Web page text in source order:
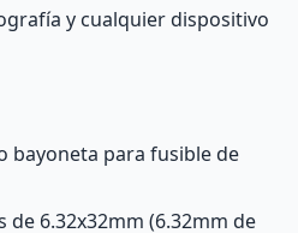
y cualquier dispositivo
bayoneta para fusible de
6.32x32mm (6.32mm de